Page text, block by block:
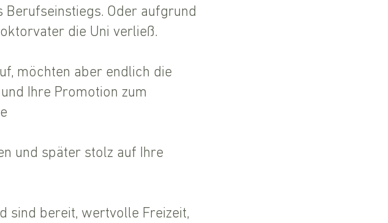
Berufseinstiegs. Oder aufgrund
die Uni verließ.
möchten aber endlich die
Ihre Promotion zum
und später stolz auf Ihre
sind bereit, wertvolle Freizeit,